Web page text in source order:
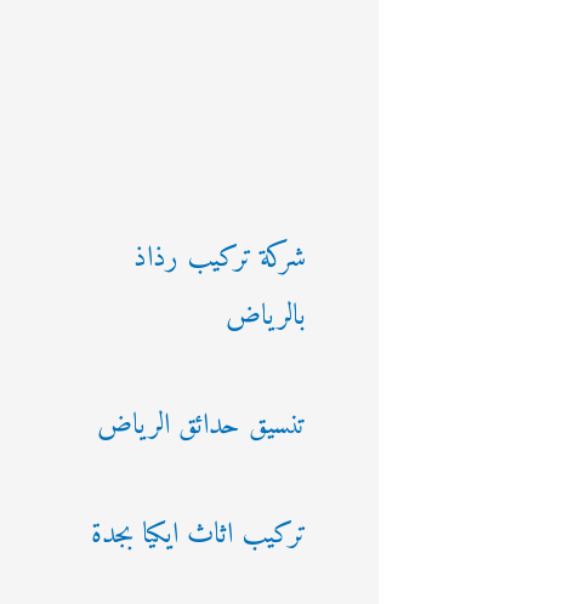
شركة تركيب رذاذ
بالرياض
تنسيق حدائق الرياض
تركيب اثاث ايكيا بجدة